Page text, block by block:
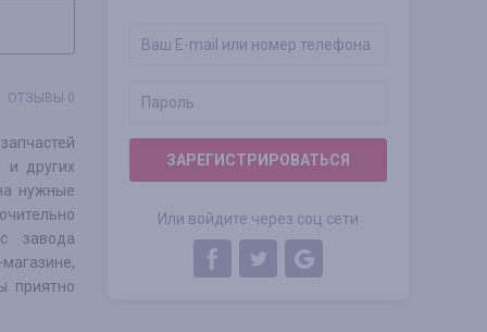
ЗАРЕГИСТРИРОВАТЬСЯ
Или войдите через соц сети
ОТЗЫВЫ 0
и других
нужные
завода
приятно